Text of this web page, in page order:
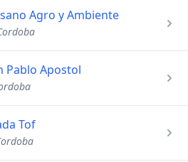
Agro y Ambiente
Pablo Apostol
Tof